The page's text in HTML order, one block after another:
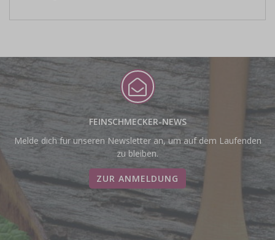
FEINSCHMECKER-NEWS
Melde dich für unseren Newsletter an, um auf dem Laufenden
zu bleiben.
ZUR ANMELDUNG